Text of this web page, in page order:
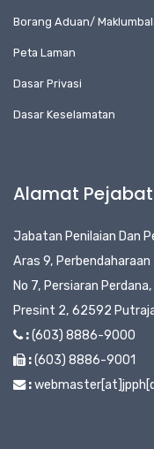
Borang Aduan/
Peta Laman
Dasar Privasi
Dasar Keselamatan
Alamat Pejabat
Jabatan Penilaian Dan
Aras 9, Perbendaharaan
No 7, Persiaran Perdana,
Presint 2, 62592
:(603) 8886-9000
:(603) 8886-9001
: